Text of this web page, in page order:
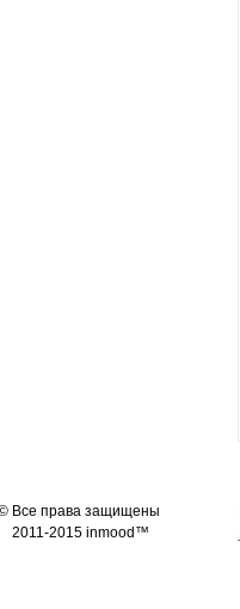
Все права защищены
2011-2015 inmood™